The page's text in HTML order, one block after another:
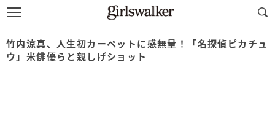
竹内涼真、人生初カーペットに感無量！「名探偵ピカチュ
ウ」米俳優らと親しげショット